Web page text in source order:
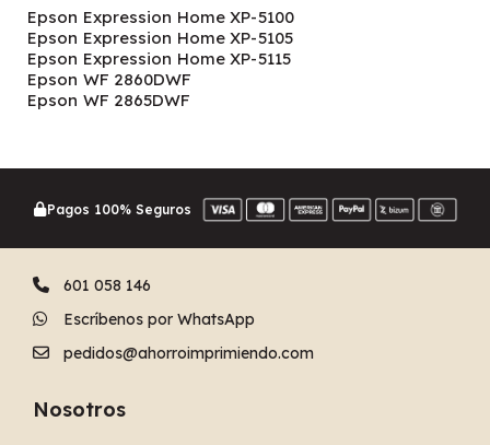
Epson Expression Home XP-5100
Epson Expression Home XP-5105
Epson Expression Home XP-5115
Epson WF 2860DWF
Epson WF 2865DWF
Pagos 100% Seguros
601 058 146
Escríbenos por WhatsApp
pedidos@ahorroimprimiendo.com
Nosotros